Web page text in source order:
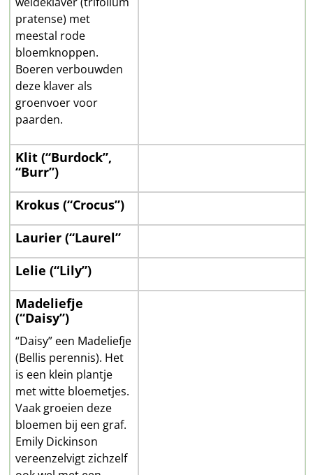
pratense) met
meestal rode
bloemknoppen.
Boeren verbouwden
deze klaver als
groenvoer voor
paarden.
Klit (“Burdock”,
“Burr”)
Krokus (“Crocus”)
Laurier (“Laurel”
Lelie (“Lily”)
Madeliefje
(“Daisy”)
“Daisy” een Madeliefje
(Bellis perennis). Het
is een klein plantje
met witte bloemetjes.
Vaak groeien deze
bloemen bij een graf.
Emily Dickinson
vereenzelvigt zichzelf